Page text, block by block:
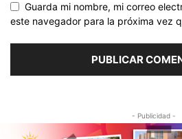
Guarda mi nombre, mi correo
este navegador para la próxima vez
- Publicidad -